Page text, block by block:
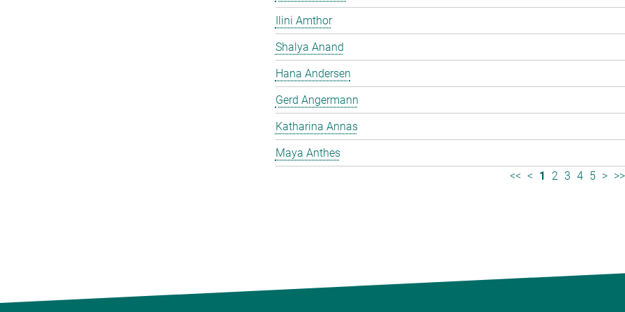
Ilini Amthor
Shalya Anand
Hana Andersen
Gerd Angermann
Katharina Annas
Maya Anthes
<< < 1 2 3 4 5 > >>